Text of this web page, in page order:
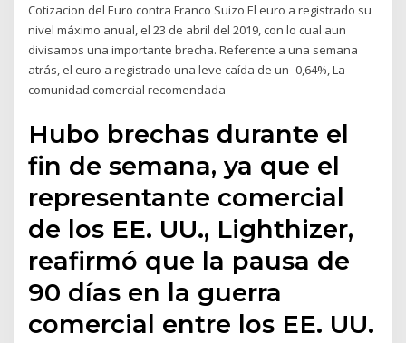
Cotizacion del Euro contra Franco Suizo El euro a registrado su
nivel máximo anual, el 23 de abril del 2019, con lo cual aun
divisamos una importante brecha. Referente a una semana
atrás, el euro a registrado una leve caída de un -0,64%, La
comunidad comercial recomendada
Hubo brechas durante el
fin de semana, ya que el
representante comercial
de los EE. UU., Lighthizer,
reafirmó que la pausa de
90 días en la guerra
comercial entre los EE. UU.